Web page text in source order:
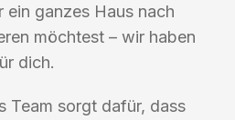
ein ganzes Haus nach
möchtest – wir haben
dich.
Team sorgt dafür, dass